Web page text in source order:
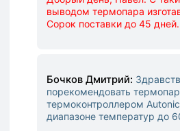
выводом термопара
Сорок поставки до 45 дней.
Бочков Дмитрий:
порекомендовать
термоконтроллером
диапазоне температур до